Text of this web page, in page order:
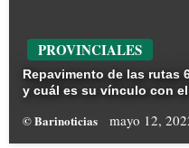
PROVINCIALES
Repavimento de las rutas
y cuál es su vínculo con
© Barinoticias mayo 12,